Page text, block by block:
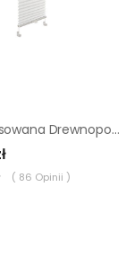
Roleta plisowana Drewnopodobna Śnieżnobiały 96 x 220 cm
( 86 Opinii )